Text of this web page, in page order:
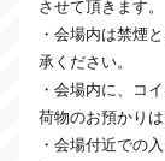
させて頂きます。
・会場内は禁煙
承ください。
・会場内に、コ
荷物のお預かりは
・会場付近での